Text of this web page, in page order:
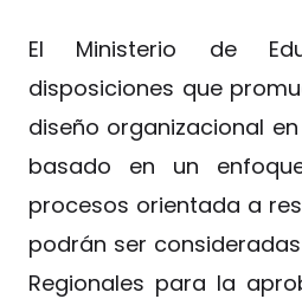
El Ministerio de
disposiciones que
diseño organizacional en
basado en un
procesos orientada a
podrán ser
Regionales para la